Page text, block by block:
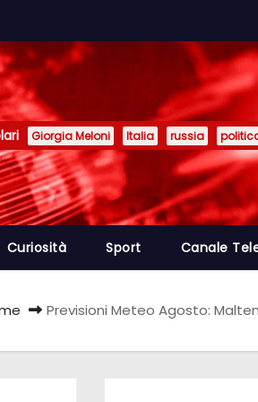
Giorgia Meloni Italia russia
Curiosità Sport Canale
Previsioni Meteo Agosto: